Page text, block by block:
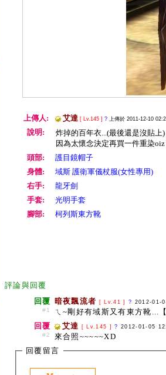
上傳人: 艾達 [ Lv.145 ] ? 上傳於 2011-12-10
說明:
炸掉的百年衣...(最後還是沒貼上)
因為太懷念決定再買一件重染oiz
頭部:
護目鏡帽子
身體:
域斯 護衛軍儀杖服(女性專用)
右手:
龍牙劍
手套:
光明手套
腳部:
柯列斯東方靴
評論與回覆
回覆
#1
暗夜飄流者 [ Lv.41 ] ? 2012-01-
ㄟ~剛好有域斯又有東方靴...
回覆
#2
艾達 [ Lv.145 ]? 2012-01-05
來合照~~~~~XD
回覆留言